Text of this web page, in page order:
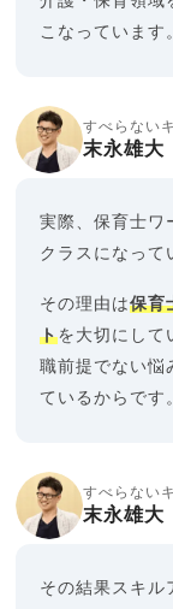
こなっています
すべらない
末永雄大
実際、保育士ワ
クラスになって
その理由は保育
トを大切にして
職前提でない悩
ているからです
すべらない
末永雄大
その結果スキル